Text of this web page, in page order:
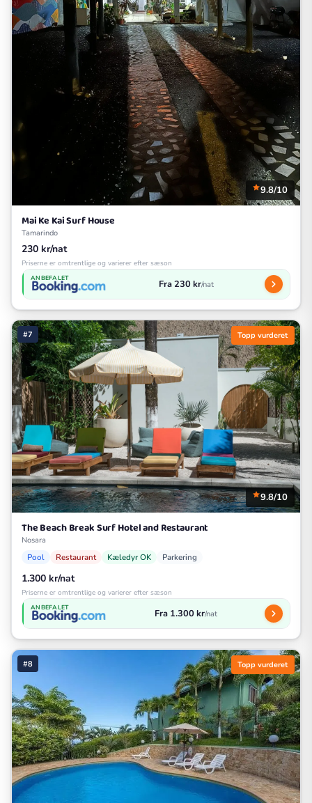
9.8/10
Mai Ke Kai Surf House
Tamarindo
230 kr/nat
Priserne er omtrentlige og varierer efter sæson
ANBEFALET Fra 230 kr/nat
#7 Topp vurderet
9.8/10
The Beach Break Surf Hotel and Restaurant
Nosara
Pool Restaurant Kæledyr OK Parkering
1.300 kr/nat
Priserne er omtrentlige og varierer efter sæson
ANBEFALET Fra 1.300 kr/nat
#8 Topp vurderet